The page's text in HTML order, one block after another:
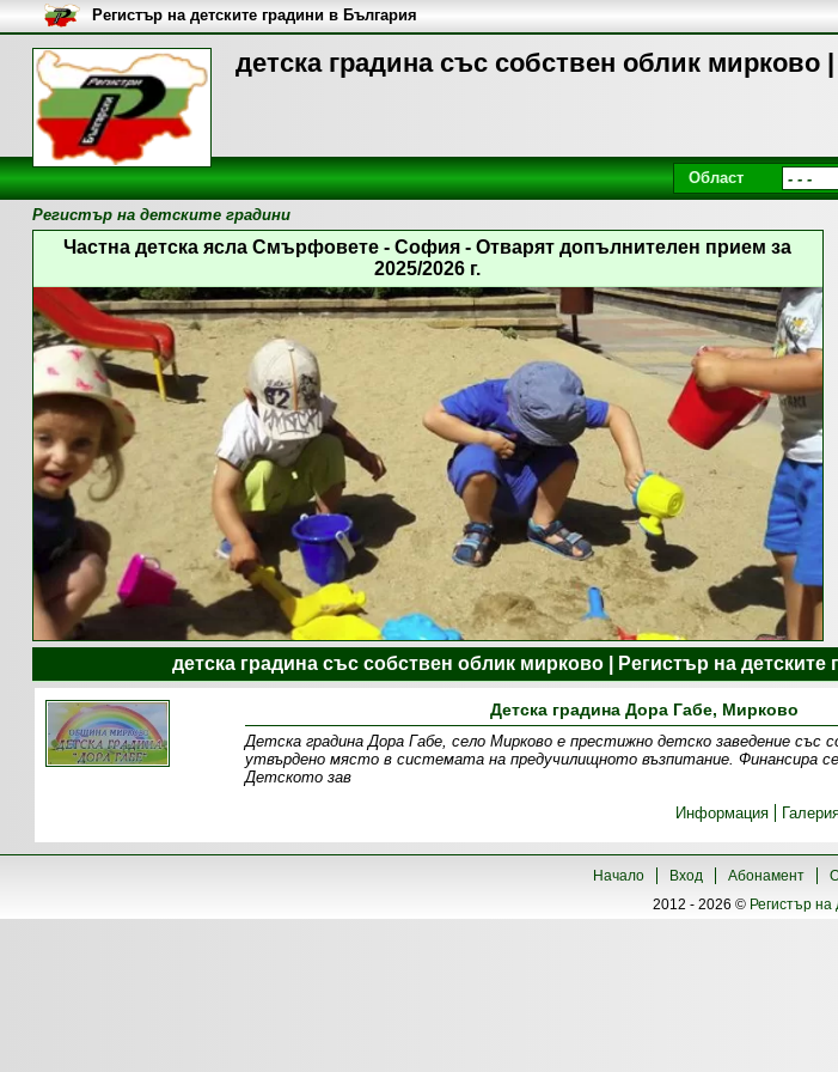
детска градина със собствен облик мирково
Регистър на детските градини в България
Област
Регистър на детските градини
Частна детска ясла Смърфовете - София - Отварят допълнителен прием за
2025/2026 г.
детска градина със собствен облик мирково | Регистър на детските
Детска градина Дора Габе, Мирково
Детска градина Дора Габе, село Мирково е престижно детско заведение със
утвърдено място в системата на предучилищното възпитание. Финансира
Детското зав
Информация
Начало Вход Абонамент
2012 - 2026 © Регистър на